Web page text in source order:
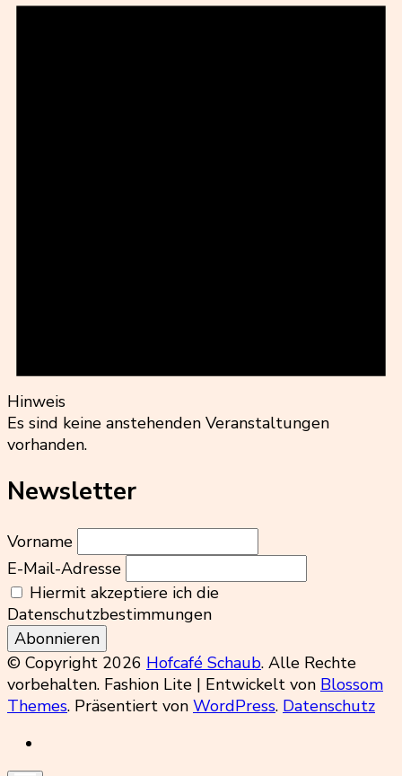
Hinweis
Es sind keine anstehenden Veranstaltungen
vorhanden.
Newsletter
Vorname
E-Mail-Adresse
Hiermit akzeptiere ich die
Datenschutzbestimmungen
© Copyright 2026 Hofcafé Schaub. Alle Rechte
vorbehalten. Fashion Lite | Entwickelt von Blossom
Themes. Präsentiert von WordPress. Datenschutz